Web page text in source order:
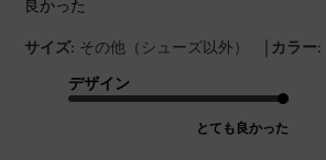
良かった
サイズ: その他（シューズ以外） | カラー:
デザイン
とても良かった